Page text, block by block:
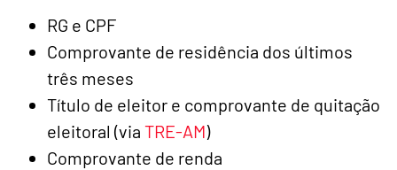
RG e CPF
Comprovante de residência dos últimos
três meses
Título de eleitor e comprovante de quitação
eleitoral (viaTRE-AM)
Comprovante de renda